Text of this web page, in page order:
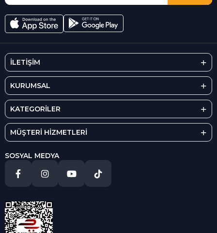
İLETİŞİM
KURUMSAL
KATEGORİLER
MÜŞTERİ HİZMETLERİ
SOSYAL MEDYA